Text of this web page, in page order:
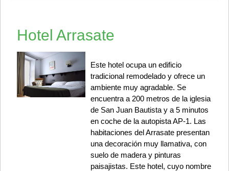
Hotel Arrasate
Este hotel ocupa un edificio
tradicional remodelado y ofrece un
ambiente muy agradable. Se
encuentra a 200 metros de la iglesia
de San Juan Bautista y a 5 minutos
en coche de la autopista AP-1. Las
habitaciones del Arrasate presentan
una decoración muy llamativa, con
suelo de madera y pinturas
paisajistas. Este hotel, cuyo nombre